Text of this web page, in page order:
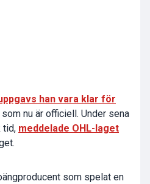
han vara klar för
nu är officiell. Under sena
tid, meddelade OHL-laget
som spelat en